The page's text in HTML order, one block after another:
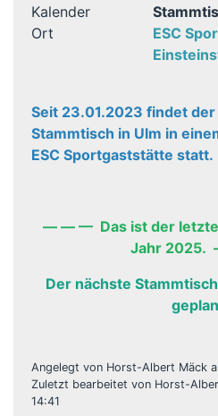
Kalender
Ort
ESC
Seit 23.01.2023 findet
Stammtisch in Ulm in
ESC Sportgaststätte statt.
— — — Das ist der letzte
Jahr
Der nächste
Angelegt von Horst-Albert Mäck
Zuletzt bearbeitet von Horst-
14:41